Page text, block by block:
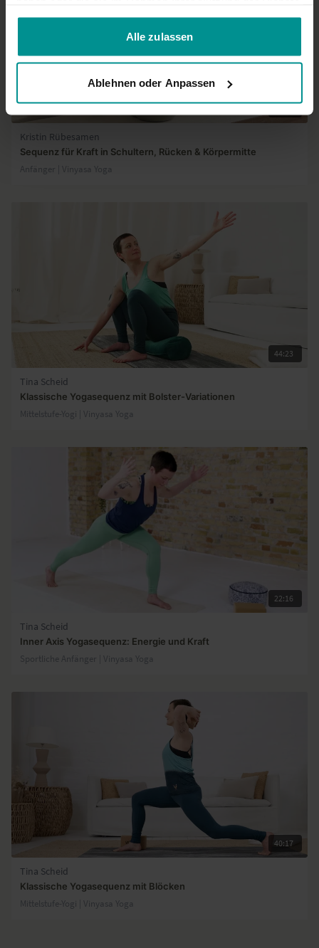
gesammelt haben.
Alle zulassen
Ablehnen oder Anpassen
Kristin Rübesamen
Sequenz für Kraft in Schultern, Rücken & Körpermitte
Anfänger | Vinyasa Yoga
44:23
Tina Scheid
Klassische Yogasequenz mit Bolster-Variationen
Mittelstufe-Yogi | Vinyasa Yoga
22:16
Tina Scheid
Inner Axis Yogasequenz: Energie und Kraft
Sportliche Anfänger | Vinyasa Yoga
40:17
Tina Scheid
Klassische Yogasequenz mit Blöcken
Mittelstufe-Yogi | Vinyasa Yoga